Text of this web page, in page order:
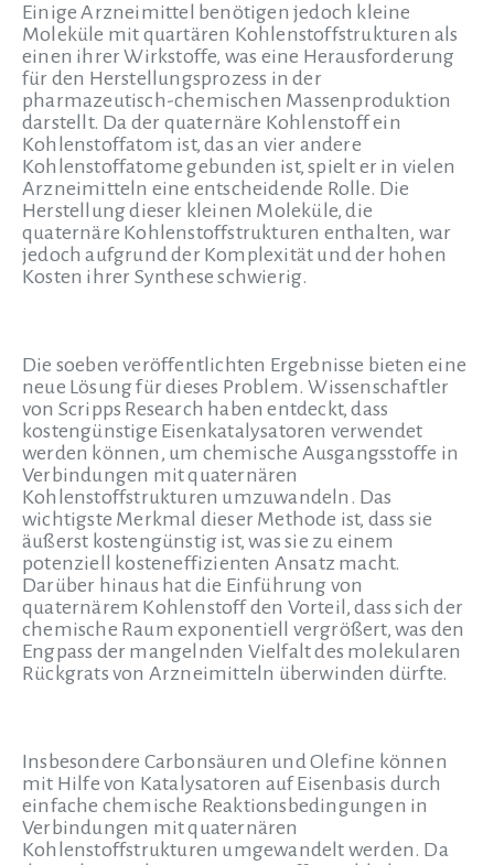
Einige Arzneimittel benötigen jedoch kleine
Moleküle mit quartären Kohlenstoffstrukturen als
einen ihrer Wirkstoffe, was eine Herausforderung
für den Herstellungsprozess in der
pharmazeutisch-chemischen Massenproduktion
darstellt. Da der quaternäre Kohlenstoff ein
Kohlenstoffatom ist, das an vier andere
Kohlenstoffatome gebunden ist, spielt er in vielen
Arzneimitteln eine entscheidende Rolle. Die
Herstellung dieser kleinen Moleküle, die
quaternäre Kohlenstoffstrukturen enthalten, war
jedoch aufgrund der Komplexität und der hohen
Kosten ihrer Synthese schwierig.
Die soeben veröffentlichten Ergebnisse bieten eine
neue Lösung für dieses Problem. Wissenschaftler
von Scripps Research haben entdeckt, dass
kostengünstige Eisenkatalysatoren verwendet
werden können, um chemische Ausgangsstoffe in
Verbindungen mit quaternären
Kohlenstoffstrukturen umzuwandeln. Das
wichtigste Merkmal dieser Methode ist, dass sie
äußerst kostengünstig ist, was sie zu einem
potenziell kosteneffizienten Ansatz macht.
Darüber hinaus hat die Einführung von
quaternärem Kohlenstoff den Vorteil, dass sich der
chemische Raum exponentiell vergrößert, was den
Engpass der mangelnden Vielfalt des molekularen
Rückgrats von Arzneimitteln überwinden dürfte.
Insbesondere Carbonsäuren und Olefine können
mit Hilfe von Katalysatoren auf Eisenbasis durch
einfache chemische Reaktionsbedingungen in
Verbindungen mit quaternären
Kohlenstoffstrukturen umgewandelt werden. Da